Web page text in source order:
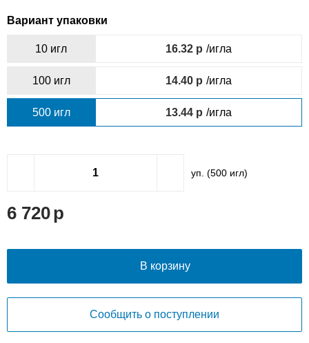
Вариант упаковки
10 игл 16.32 /игла
100 игл 14.40 /игла
500 игл 13.44 /игла
уп. (500игл)
6 720
В корзину
Сообщить о поступлении